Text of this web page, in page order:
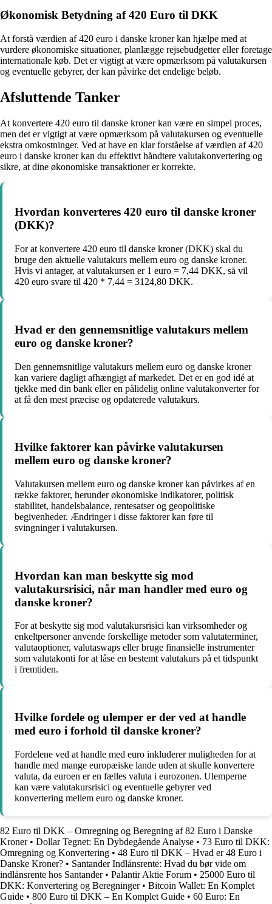
Økonomisk Betydning af 420 Euro til DKK
At forstå værdien af 420 euro i danske kroner kan hjælpe med at
vurdere økonomiske situationer, planlægge rejsebudgetter eller foretage
internationale køb. Det er vigtigt at være opmærksom på valutakursen
og eventuelle gebyrer, der kan påvirke det endelige beløb.
Afsluttende Tanker
At konvertere 420 euro til danske kroner kan være en simpel proces,
men det er vigtigt at være opmærksom på valutakursen og eventuelle
ekstra omkostninger. Ved at have en klar forståelse af værdien af 420
euro i danske kroner kan du effektivt håndtere valutakonvertering og
sikre, at dine økonomiske transaktioner er korrekte.
Hvordan konverteres 420 euro til danske kroner
(DKK)?
For at konvertere 420 euro til danske kroner (DKK) skal du
bruge den aktuelle valutakurs mellem euro og danske kroner.
Hvis vi antager, at valutakursen er 1 euro = 7,44 DKK, så vil
420 euro svare til 420 * 7,44 = 3124,80 DKK.
Hvad er den gennemsnitlige valutakurs mellem
euro og danske kroner?
Den gennemsnitlige valutakurs mellem euro og danske kroner
kan variere dagligt afhængigt af markedet. Det er en god idé at
tjekke med din bank eller en pålidelig online valutakonverter for
at få den mest præcise og opdaterede valutakurs.
Hvilke faktorer kan påvirke valutakursen
mellem euro og danske kroner?
Valutakursen mellem euro og danske kroner kan påvirkes af en
række faktorer, herunder økonomiske indikatorer, politisk
stabilitet, handelsbalance, rentesatser og geopolitiske
begivenheder. Ændringer i disse faktorer kan føre til
svingninger i valutakursen.
Hvordan kan man beskytte sig mod
valutakursrisici, når man handler med euro og
danske kroner?
For at beskytte sig mod valutakursrisici kan virksomheder og
enkeltpersoner anvende forskellige metoder som valutaterminer,
valutaoptioner, valutaswaps eller bruge finansielle instrumenter
som valutakonti for at låse en bestemt valutakurs på et tidspunkt
i fremtiden.
Hvilke fordele og ulemper er der ved at handle
med euro i forhold til danske kroner?
Fordelene ved at handle med euro inkluderer muligheden for at
handle med mange europæiske lande uden at skulle konvertere
valuta, da euroen er en fælles valuta i eurozonen. Ulemperne
kan være valutakursrisici og eventuelle gebyrer ved
konvertering mellem euro og danske kroner.
82 Euro til DKK – Omregning og Beregning af 82 Euro i Danske
Kroner• Dollar Tegnet: En Dybdegående Analyse • 73 Euro til DKK:
Omregning og Konvertering • 48 Euro til DKK – Hvad er 48 Euro i
Danske Kroner? • Santander Indlånsrente: Hvad du bør vide om
indlånsrente hos Santander• Palantir Aktie Forum • 25000 Euro til
DKK: Konvertering og Beregninger• Bitcoin Wallet: En Komplet
Guide • 800 Euro til DKK – En Komplet Guide • 60 Euro: En